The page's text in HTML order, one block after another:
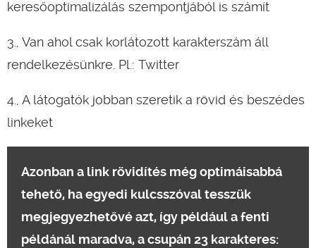
keresőoptimalizálás szempontjából is számít
3., Van ahol csak korlátozott karakterszám áll
rendelkezésünkre. Pl.: Twitter
4., A látogatók jobban szeretik a rövid és beszédes
linkeket
Azonban a link rövidítés még optimáisabbá
tehető, ha egyedi kulcsszóval tesszük
megjegyezhetővé azt, így például a fenti
példánál maradva, a csupán 23 karakteres: